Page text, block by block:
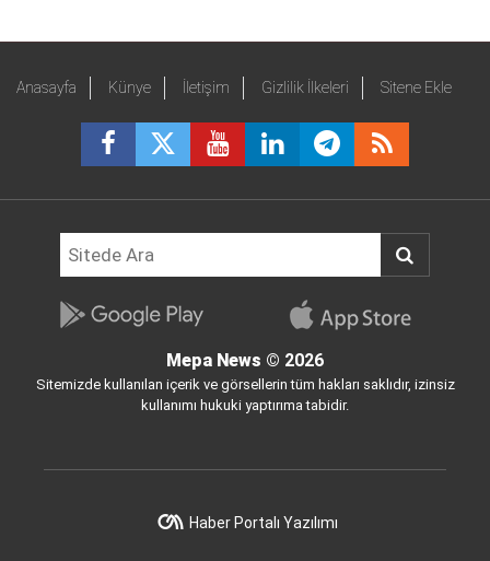
Anasayfa Künye İletişim Gizlilik İlkeleri Sitene Ekle
Mepa News © 2026
Sitemizde kullanılan içerik ve görsellerin tüm hakları saklıdır, izinsiz
kullanımı hukuki yaptırıma tabidir.
Haber Portalı Yazılımı